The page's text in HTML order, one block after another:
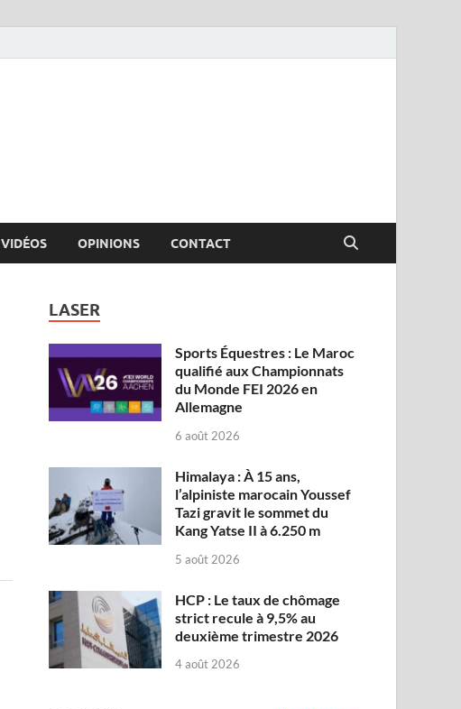
VIDÉOS OPINIONS CONTACT
LASER
Sports Équestres : Le Maroc
qualifié aux Championnats
du Monde FEI 2026 en
Allemagne
6 août 2026
Himalaya : À 15 ans,
l’alpiniste marocain Youssef
Tazi gravit le sommet du
Kang Yatse II à 6.250 m
5 août 2026
HCP : Le taux de chômage
strict recule à 9,5% au
deuxième trimestre 2026
4 août 2026